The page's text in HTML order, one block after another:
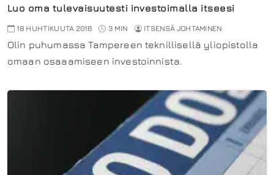
Luo oma tulevaisuutesti investoimalla itseesi
18 HUHTIKUUTA 2016 3 MIN ITSENSÄ JOHTAMINEN
Olin puhumassa Tampereen teknillisellä yliopistolla
omaan osaaamiseen investoinnista.